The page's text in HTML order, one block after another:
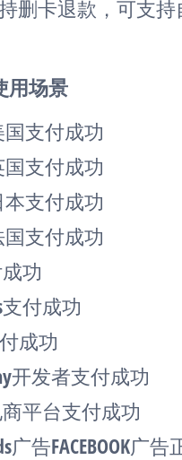
删卡退款，可支持
用场景
支付成功
支付成功
支付成功
支付成功
功
支付成功
成功
开发者支付成功
商平台支付成功
广告FACEBOOK广